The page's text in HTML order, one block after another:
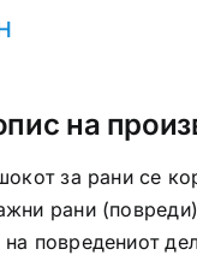
на
за рани се
рани
повредениот